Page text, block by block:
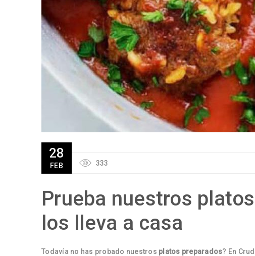
28
FEB 333
Prueba nuestros
los lleva a casa
Todavía no has probado nuestros platos preparados? En